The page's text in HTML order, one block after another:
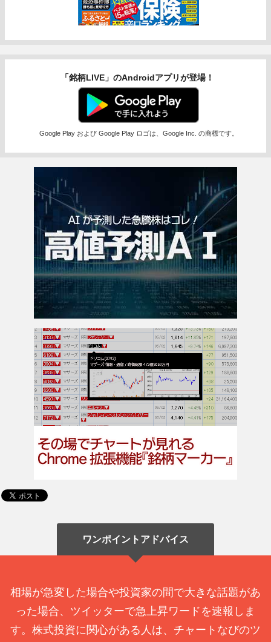
「銘柄LIVE」のAndroidアプリが登場！
Google Play および Google Play ロゴは、Google Inc. の商標です。
ワンポイントアドバイス
相場が急変した場合や投資家の間で大きな話題があ
った場合、ツイッターで急上昇ワードを速報しま
す。株式投資に関心がある人は、チャートなびのツ